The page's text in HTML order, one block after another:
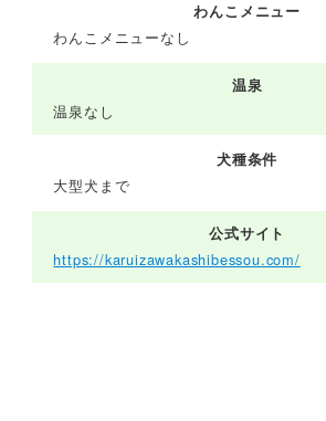
わんこメニュー
わんこメニューなし
温泉
温泉なし
犬種条件
大型犬まで
公式サイト
https://karuizawakashibessou.com/